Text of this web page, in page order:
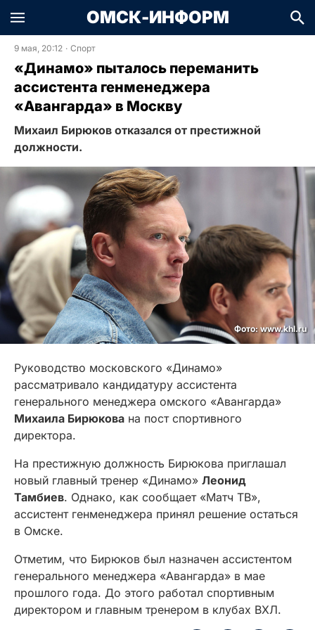
ОМСК-ИНФОРМ
9 мая, 20:12 · Спорт
«Динамо» пыталось переманить
ассистента генменеджера
«Авангарда» в Москву
Михаил Бирюков отказался от престижной
должности.
Фото: www.khl.ru
Руководство московского «Динамо»
рассматривало кандидатуру ассистента
генерального менеджера омского «Авангарда»
Михаила Бирюкова на пост спортивного
директора.
На престижную должность Бирюкова приглашал
новый главный тренер «Динамо» Леонид
Тамбиев. Однако, как сообщает «Матч ТВ»,
ассистент генменеджера принял решение остаться
в Омске.
Отметим, что Бирюков был назначен ассистентом
генерального менеджера «Авангарда» в мае
прошлого года. До этого работал спортивным
директором и главным тренером в клубах ВХЛ.